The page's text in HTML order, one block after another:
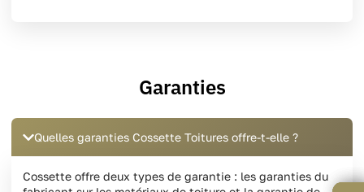
Garanties
Quelles garanties Cossette Toitures offre-t-elle ?
Cossette offre deux types de garantie : les garanties du